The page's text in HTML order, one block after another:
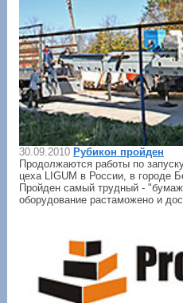
30.09.2010 Рубикон пройден
Продолжаются работы по
цеха LIGUM в России, в городе
Пройден самый трудный -
оборудование растаможено и